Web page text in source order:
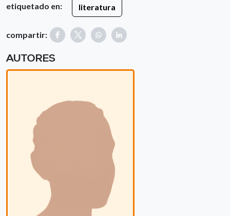
etiquetado en: literatura
compartir:
AUTORES